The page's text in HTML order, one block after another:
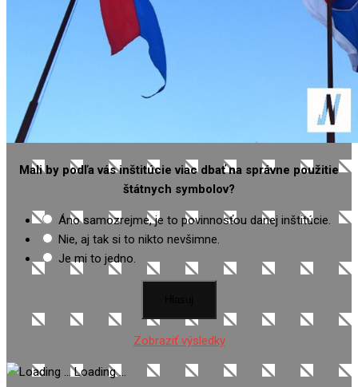
Mali by podľa vás inštitúcie viac dbať na správne použitie
štátnych symbolov?
Áno samozrejme, je to povinnosťou danej inštitúcie.
Nie, aj tak si to nikto nevšimne.
Je mi to jedno.
Zobraziť výsledky
Loading ...